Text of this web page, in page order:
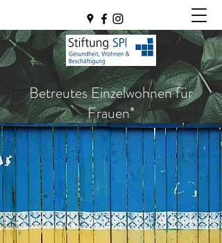
Betreutes Einzelwohnen für
Frauen*